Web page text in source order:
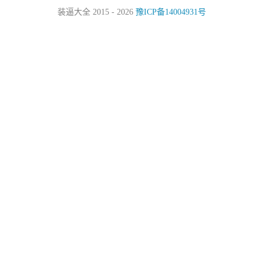
装逼大全 2015 - 2026 豫ICP备14004931号